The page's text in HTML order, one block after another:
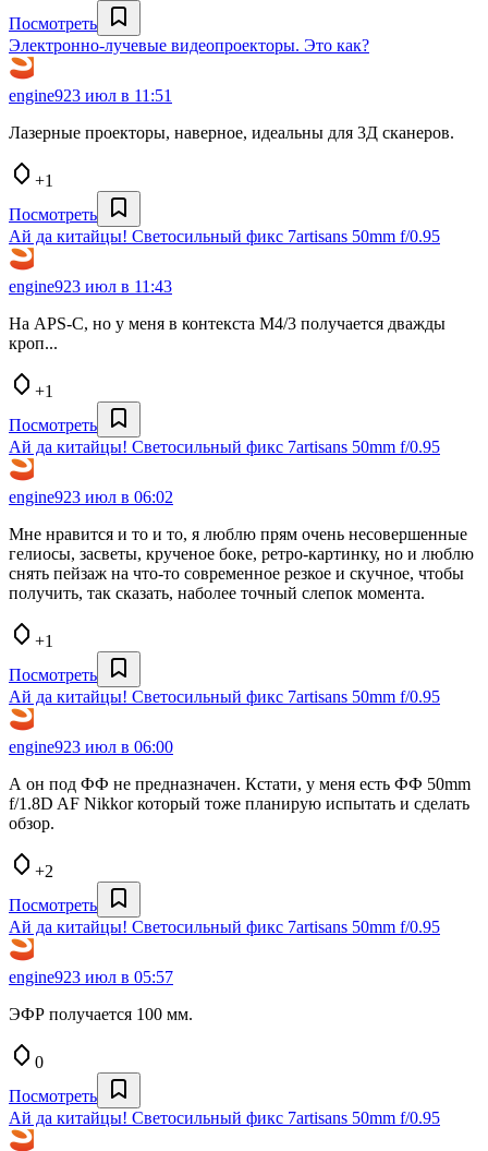
Посмотреть
Электронно-лучевые видеопроекторы. Это как?
engine923 июл в 11:51
Лазерные проекторы, наверное, идеальны для 3Д сканеров.
+1
Посмотреть
Ай да китайцы! Светосильный фикс 7artisans 50mm f/0.95
engine923 июл в 11:43
На APS-C, но у меня в контекста M4/3 получается дважды
кроп...
+1
Посмотреть
Ай да китайцы! Светосильный фикс 7artisans 50mm f/0.95
engine923 июл в 06:02
Мне нравится и то и то, я люблю прям очень несовершенные
гелиосы, засветы, крученое боке, ретро-картинку, но и люблю
снять пейзаж на что-то современное резкое и скучное, чтобы
получить, так сказать, наболее точный слепок момента.
+1
Посмотреть
Ай да китайцы! Светосильный фикс 7artisans 50mm f/0.95
engine923 июл в 06:00
А он под ФФ не предназначен. Кстати, у меня есть ФФ 50mm
f/1.8D AF Nikkor который тоже планирую испытать и сделать
обзор.
+2
Посмотреть
Ай да китайцы! Светосильный фикс 7artisans 50mm f/0.95
engine923 июл в 05:57
ЭФР получается 100 мм.
0
Посмотреть
Ай да китайцы! Светосильный фикс 7artisans 50mm f/0.95